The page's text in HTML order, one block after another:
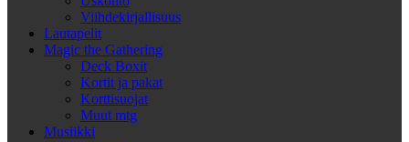
Viihdekirjallisuus
Lautapelit
Magic the Gathering
Deck Boxit
Kortit ja pakat
Korttisuojat
Muut mtg
Musiikki